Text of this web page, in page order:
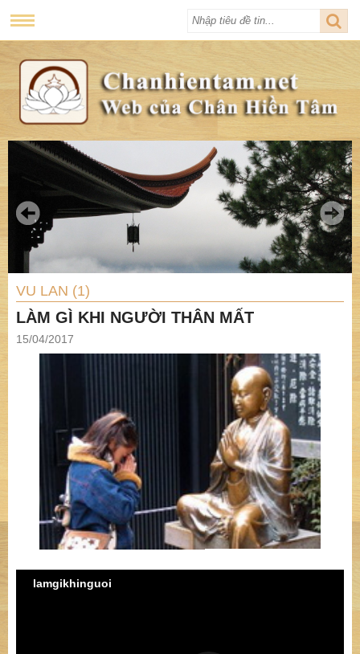
VU LAN (1)
LÀM GÌ KHI NGƯỜI THÂN MẤT
15/04/2017
lamgikhinguoi